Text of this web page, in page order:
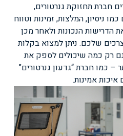
חברת תחזוקת גנרטורים,
ניסיון, המלצות, זמינות וטווח
הדרישות הנכונות ולאחר מכן
שלכם. ניתן למצוא בקלות
רק כמה שיכולים לספק את
– כמו חברת “גדעון גנרטורים”
אמינות.